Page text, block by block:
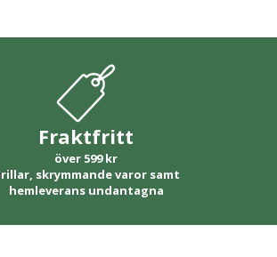
Fraktfritt
över 599 kr
skrymmande varor samt
hemleverans undantagna